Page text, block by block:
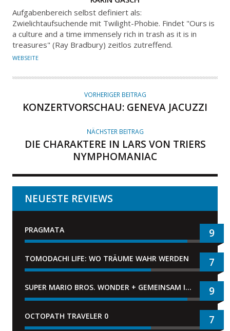
U
T
O
R
Aufgabenbereich selbst definiert als:
Zwielichtaufsuchende mit Twilight-Phobie. Findet "Ours is
a culture and a time immensely rich in trash as it is in
treasures" (Ray Bradbury) zeitlos zutreffend.
WEBSEITE
VORHERIGER BEITRAG
KONZERTVORSCHAU: GENEVA JACUZZI
NÄCHSTER BEITRAG
DIE CHARAKTERE IN LARS VON TRIERS
NYMPHOMANIAC
NEUESTE REVIEWS
PRAGMATA 9
TOMODACHI LIFE: WO TRÄUME WAHR WERDEN 7
SUPER MARIO BROS. WONDER + GEMEINSAM IM BELLABEL-PARK 9
OCTOPATH TRAVELER 0 7